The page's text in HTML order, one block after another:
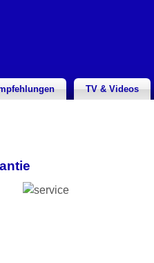
TV & Videos